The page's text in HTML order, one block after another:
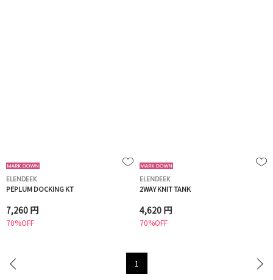
ELENDEEK
PEPLUM DOCKING KT
7,260 円
70%OFF
ELENDEEK
2WAY KNIT TANK
4,620 円
70%OFF
1